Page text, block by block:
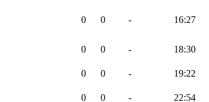
0 0 - 16:27
0 0 - 18:30
0 0 - 19:22
0 0 - 22:54